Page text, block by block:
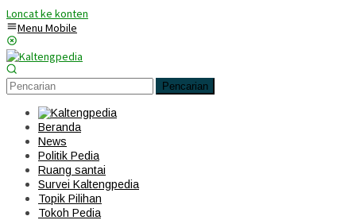
Loncat ke konten
Menu Mobile
Pencarian
Beranda
News
Politik Pedia
Ruang santai
Survei Kaltengpedia
Topik Pilihan
Tokoh Pedia